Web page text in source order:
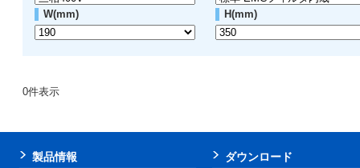
W(mm) H(mm)
0件表示
製品情報 ダウンロード